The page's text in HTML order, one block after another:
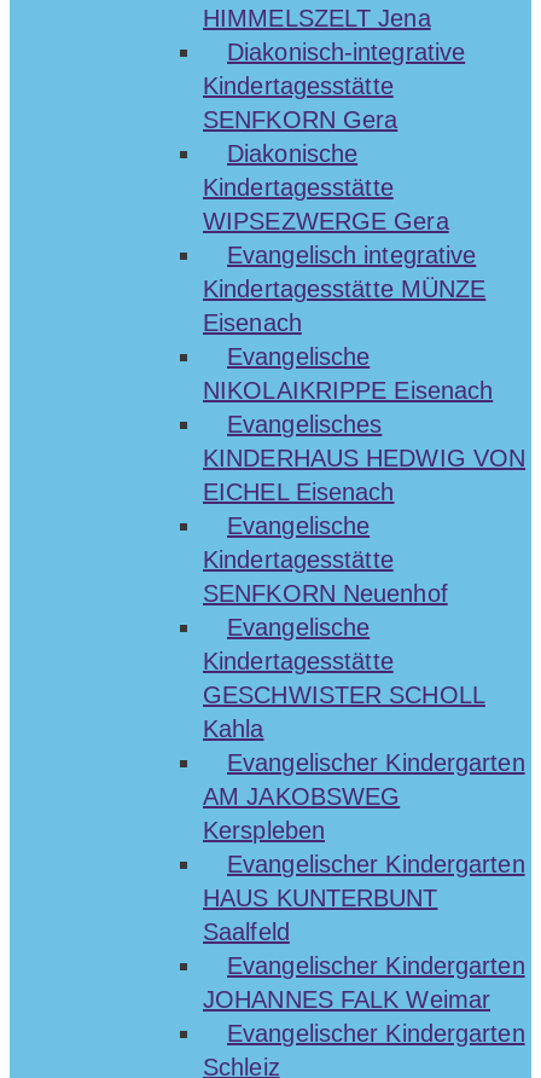
HIMMELSZELT Jena
Diakonisch-integrative
Kindertagesstätte
SENFKORN Gera
Diakonische
Kindertagesstätte
WIPSEZWERGE Gera
Evangelisch integrative
Kindertagesstätte MÜNZE
Eisenach
Evangelische
NIKOLAIKRIPPE Eisenach
Evangelisches
KINDERHAUS HEDWIG VON
EICHEL Eisenach
Evangelische
Kindertagesstätte
SENFKORN Neuenhof
Evangelische
Kindertagesstätte
GESCHWISTER SCHOLL
Kahla
Evangelischer Kindergarten
AM JAKOBSWEG
Kerspleben
Evangelischer Kindergarten
HAUS KUNTERBUNT
Saalfeld
Evangelischer Kindergarten
JOHANNES FALK Weimar
Evangelischer Kindergarten
Schleiz